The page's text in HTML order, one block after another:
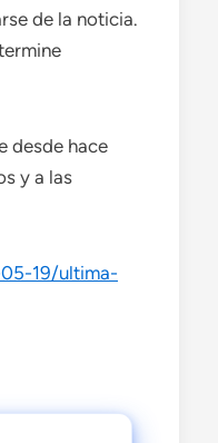
de la noticia.
desde hace
y a las
19/ultima-